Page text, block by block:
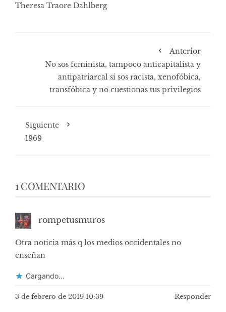
Theresa Traore Dahlberg
Anterior
No sos feminista, tampoco anticapitalista y
antipatriarcal si sos racista, xenofóbica,
transfóbica y no cuestionas tus privilegios
Siguiente
1969
1 COMENTARIO
rompetusmuros
Otra noticia más q los medios occidentales no
enseñan
Cargando...
3 de febrero de 2019 10:39 Responder